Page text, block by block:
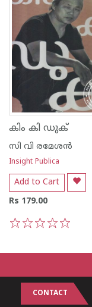
കിം കി ഡുക്
സി വി രമേശന്‍
Insight Publica
Add to Cart
Rs 179.00
CONTACT